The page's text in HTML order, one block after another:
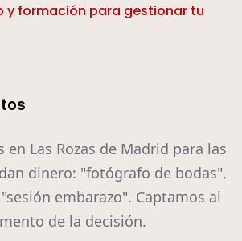
y formación para gestionar tu
en Las Rozas de Madrid para las
dinero: "fotógrafo de bodas",
embarazo". Captamos al
de la decisión.